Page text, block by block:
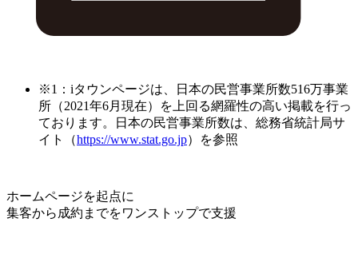
※1：iタウンページは、日本の民営事業所数516万事業
所（2021年6月現在）を上回る網羅性の高い掲載を行っ
ております。日本の民営事業所数は、総務省統計局サ
イト（https://www.stat.go.jp）を参照
ホームページを起点に
集客から成約までをワンストップで支援